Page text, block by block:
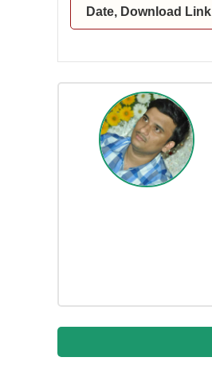
Date, Download Link